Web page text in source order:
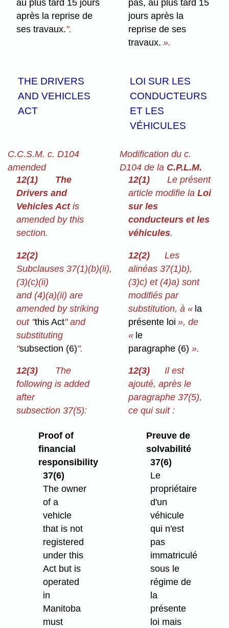
au plus tard 15 jours
après la reprise de
ses travaux.".
pas, au plus tard 15
jours après la
reprise de ses
travaux. ».
THE DRIVERS
AND VEHICLES
ACT
LOI SUR LES
CONDUCTEURS
ET LES
VÉHICULES
C.C.S.M. c. D104
amended
12(1)
The
Drivers and
Vehicles Actis
amended by this
section.
Modification du c.
D104 de la C.P.L.M.
12(1)
Le présent
article modifie laLoi
sur les
conducteurs et les
véhicules.
12(2)
Subclauses 37(1)⁠(b)⁠(ii),
(3)⁠(c)⁠(ii)
and (4)⁠(a)⁠(ii) are
amended by striking
out "this Act" and
substituting
"subsection (6)".
12(2)
Les
alinéas 37(1)b),
(3)c) et (4)a) sont
modifiés par
substitution, à « la
présente loi », de
« le
paragraphe (6)».
12(3)
The
following is added
after
subsection 37(5):
12(3)
Il est
ajouté, après le
paragraphe 37(5),
ce qui suit :
Proof of
financial
responsibility
37(6)
The owner
of a
vehicle
that is not
registered
under this
Act but is
operated
in
Manitoba
must
Preuve de
solvabilité
37(6)
Le
propriétaire
d'un
véhicule
qui n'est
pas
immatriculé
sous le
régime de
la
présente
loi mais